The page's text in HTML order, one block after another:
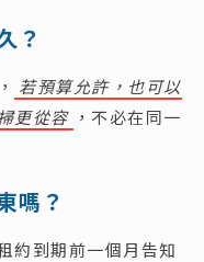
？
若預算允許，也可以
更從容 ，不必在同一
嗎？
約到期前一個月告知